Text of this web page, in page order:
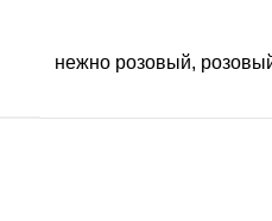
нежно розовый,